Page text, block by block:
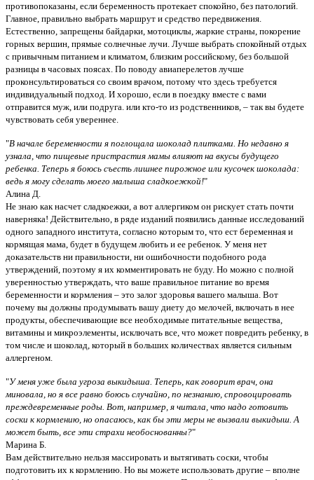
противопоказаны, если беременность протекает спокойно, без патологий.
Главное, правильно выбрать маршрут и средство передвижения.
Естественно, запрещены байдарки, мотоциклы, жаркие страны, покорение
горных вершин, прямые солнечные лучи. Лучше выбрать спокойный отдых
с привычным питанием и климатом, близким российскому, без большой
разницы в часовых поясах. По поводу авиаперелетов лучше
проконсультироваться со своим врачом, потому что здесь требуется
индивидуальный подход. И хорошо, если в поездку вместе с вами
отправится муж, или подруга. или кто-то из родственников, – так вы будете
чувствовать себя увереннее.
"В начале беременности я поглощала шоколад плитками. Но недавно я
узнала, что пищевые пристрастия мамы влияют на вкусы будущего
ребенка. Теперь я боюсь съесть лишнее пирожное или кусочек шоколада:
ведь я могу сделать моего малыша сладкоежкой!"
Алина Д.
Не знаю как насчет сладкоежки, а вот аллергиком он рискует стать почти
наверняка! Действительно, в ряде изданий появились данные исследований
одного западного института, согласно которым то, что ест беременная и
кормящая мама, будет в будущем любить и ее ребенок. У меня нет
доказательств ни правильности, ни ошибочности подобного рода
утверждений, поэтому я их комментировать не буду. Но можно с полной
уверенностью утверждать, что ваше правильное питание во время
беременности и кормления – это залог здоровья вашего малыша. Вот
почему вы должны продумывать вашу диету до мелочей, включать в нее
продукты, обеспечивающие все необходимые питательные вещества,
витамины и микроэлементы, исключать все, что может повредить ребенку, в
том числе и шоколад, который в больших количествах является сильным
аллергеном.
"У меня уже была угроза выкидыша. Теперь, как говорит врач, она
миновала, но я все равно боюсь случайно, по незнанию, спровоцировать
преждевременные роды. Вот, например, я читала, что надо готовить
соски к кормлению, но опасаюсь, как бы эти меры не вызвали выкидыш. А
может быть, все эти страхи необоснованны?"
Марина Б.
Вам действительно нельзя массировать и вытягивать соски, чтобы
подготовить их к кормлению. Но вы можете использовать другие – вполне